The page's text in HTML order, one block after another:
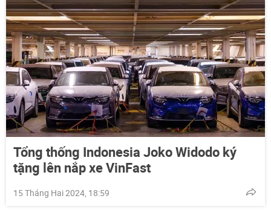
Tổng thống Indonesia Joko Widodo ký
tặng lên nắp xe VinFast
15 Tháng Hai 2024, 18:59